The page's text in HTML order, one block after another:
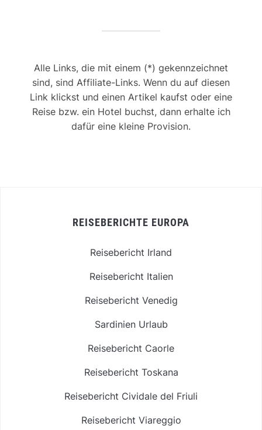
Alle Links, die mit einem (*) gekennzeichnet
sind, sind Affiliate-Links. Wenn du auf diesen
Link klickst und einen Artikel kaufst oder eine
Reise bzw. ein Hotel buchst, dann erhalte ich
dafür eine kleine Provision.
REISEBERICHTE EUROPA
Reisebericht Irland
Reisebericht Italien
Reisebericht Venedig
Sardinien Urlaub
Reisebericht Caorle
Reisebericht Toskana
Reisebericht Cividale del Friuli
Reisebericht Viareggio